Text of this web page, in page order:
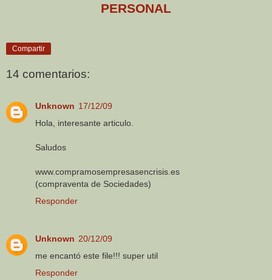
PERSONAL
Compartir
14 comentarios:
Unknown 17/12/09
Hola, interesante articulo.
Saludos
www.compramosempresasencrisis.es
(compraventa de Sociedades)
Responder
Unknown 20/12/09
me encantó este file!!! super util
Responder